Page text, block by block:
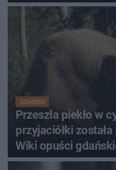
GDAŃSK
Przeszła piekło w
przyjaciółki
Wiki opuści